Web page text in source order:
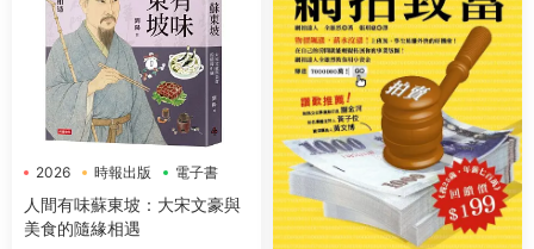
2026 時報出版 電子書
人間有味蘇東坡：大宋文豪與
美食的隨緣相遇